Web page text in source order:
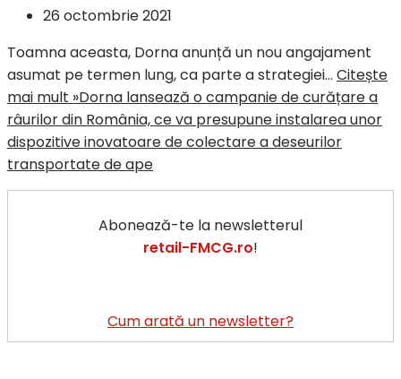
26 octombrie 2021
Toamna aceasta, Dorna anunță un nou angajament
asumat pe termen lung, ca parte a strategiei… Citește
mai mult »Dorna lansează o campanie de curățare a
râurilor din România, ce va presupune instalarea unor
dispozitive inovatoare de colectare a deseurilor
transportate de ape
Abonează-te la newsletterul
retail-FMCG.ro!
Cum arată un newsletter?